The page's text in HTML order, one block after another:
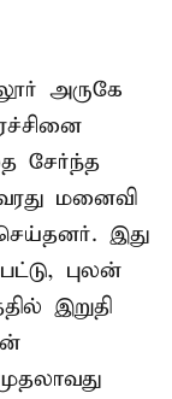
அருகே
சேர்ந்த
மனைவி
இது
புலன்
இறுதி